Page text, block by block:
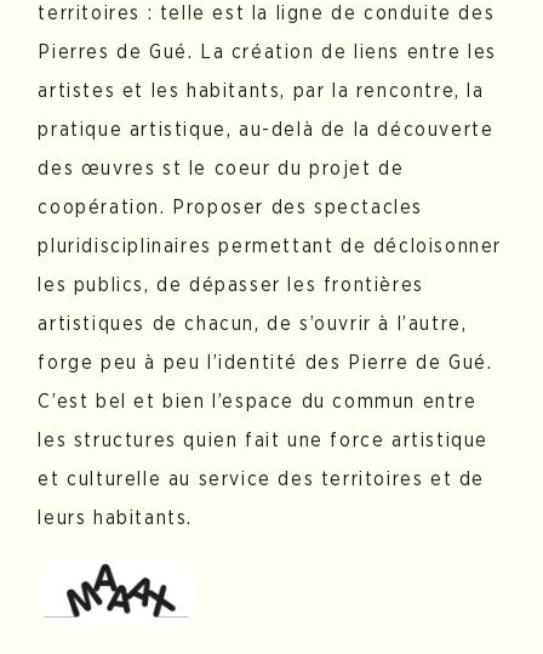
territoires : telle est la ligne de conduite des
Pierres de Gué. La création de liens entre les
artistes et les habitants, par la rencontre, la
pratique artistique, au-delà de la découverte
des œuvres st le coeur du projet de
coopération. Proposer des spectacles
pluridisciplinaires permettant de décloisonner
les publics, de dépasser les frontières
artistiques de chacun, de s’ouvrir à l’autre,
forge peu à peu l’identité des Pierre de Gué.
C’est bel et bien l’espace du commun entre
les structures quien fait une force artistique
et culturelle au service des territoires et de
leurs habitants.